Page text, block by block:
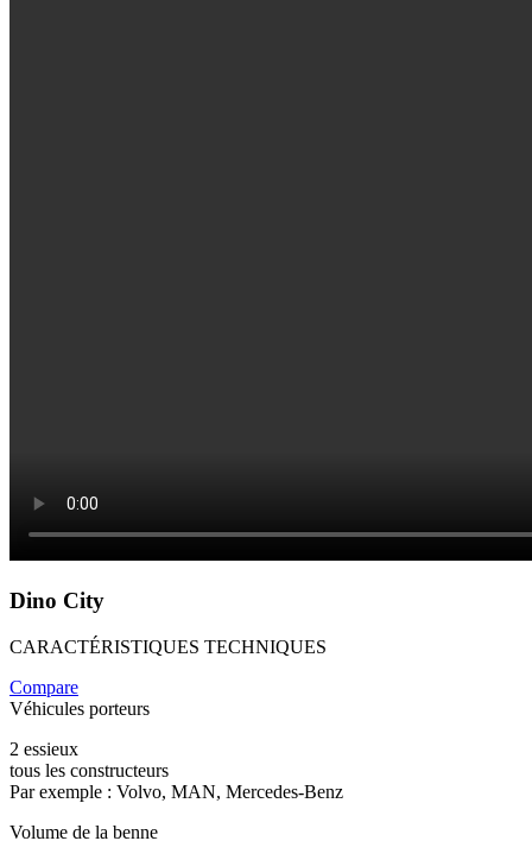
Dino City
CARACTÉRISTIQUES TECHNIQUES
Compare
Véhicules porteurs
2 essieux
tous les constructeurs
Par exemple : Volvo, MAN, Mercedes-Benz
Volume de la benne